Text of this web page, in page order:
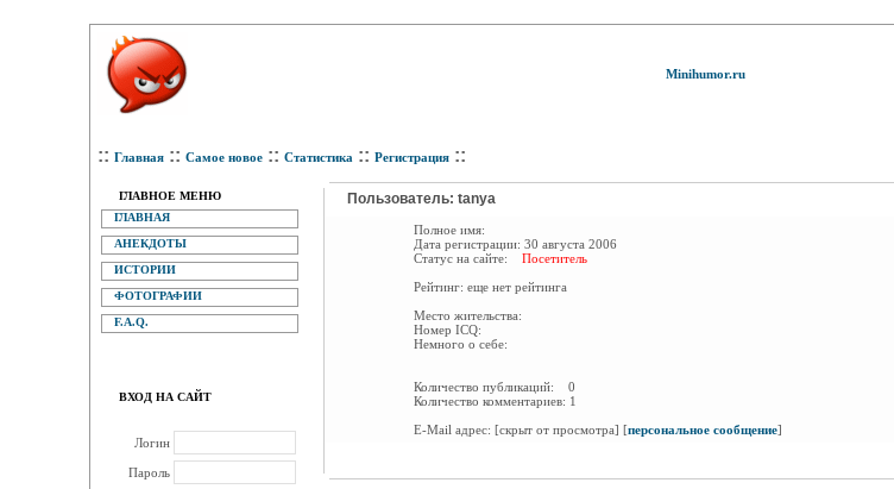
Minihumor.ru
:: Главная :: Самое новое :: Статистика :: Регистрация ::
ГЛАВНОЕ МЕНЮ
ГЛАВНАЯ
АНЕКДОТЫ
ИСТОРИИ
ФОТОГРАФИИ
F.A.Q.
ВХОД НА САЙТ
Логин
Пароль
Пользователь: tanya
Полное имя:
Дата регистрации: 30 августа 2006
Статус на сайте: Посетитель
Рейтинг: еще нет рейтинга
Место жительства:
Номер ICQ:
Немного о себе:
Количество публикаций: 0
Количество комментариев: 1
E-Mail адрес: [скрыт от просмотра] [персональное сообщение]